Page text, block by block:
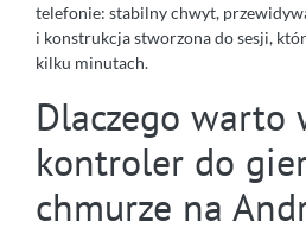
telefonie: stabilny chwyt,
i konstrukcja stworzona do sesji,
kilku minutach.
Dlaczego warto
kontroler do
chmurze na